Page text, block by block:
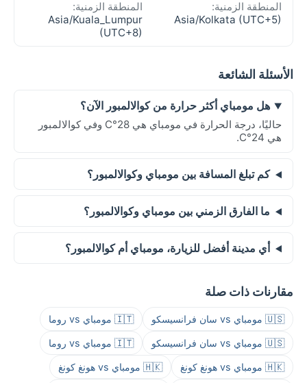
المنطقة الزمنية:
Asia/Kolkata (UTC+5)
المنطقة الزمنية:
Asia/Kuala_Lumpur
(UTC+8)
الأسئلة الشائعة
هل مومباي أكثر حرارة من كوالالمبور الآن؟
حاليًا، درجة الحرارة في مومباي هي 28°C وفي كوالالمبور
هي 24°C.
كم تبلغ المسافة بين مومباي وكوالالمبور؟
ما الفارق الزمني بين مومباي وكوالالمبور؟
أي مدينة أفضل للزيارة، مومباي أم كوالالمبور؟
مقارنات ذات صلة
🇺🇸 مومباي vs سان فرانسيسكو 🇮🇹 مومباي vs روما
🇺🇸 مومباي vs سان فرانسيسكو 🇮🇹 مومباي vs روما
🇭🇰 مومباي vs هونغ كونغ 🇭🇰 مومباي vs هونغ كونغ